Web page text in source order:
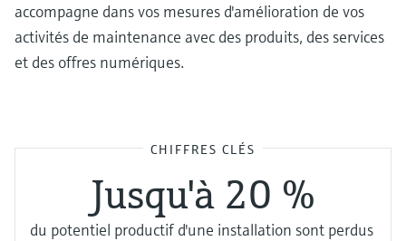
accompagne dans vos mesures d'amélioration de vos
activités de maintenance avec des produits, des services
et des offres numériques.
CHIFFRES CLÉS
Jusqu'à 20 %
du potentiel productif d'une installation sont perdus